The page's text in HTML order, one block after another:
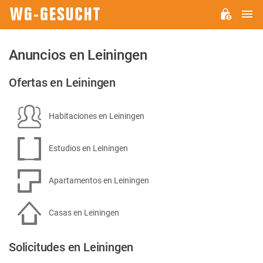
Anuncios en Leiningen
Ofertas en Leiningen
Habitaciones en Leiningen
Estudios en Leiningen
Apartamentos en Leiningen
Casas en Leiningen
Solicitudes en Leiningen